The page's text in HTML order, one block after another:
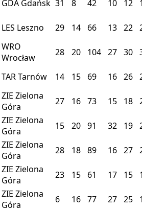
GDA Gdańsk 31 8 42 10 12
LES Leszno 29 14 66 13 22
WRO
Wrocław
28 20 104 27 30
TARTarnów 14 15 69 16 26
ZIE Zielona
Góra
27 16 73 15 18
ZIE Zielona
Góra
15 20 91 32 19
ZIE Zielona
Góra
28 18 89 16 27
ZIE Zielona
Góra
23 15 61 17 15
ZIE Zielona
Góra
6 16 77 27 25